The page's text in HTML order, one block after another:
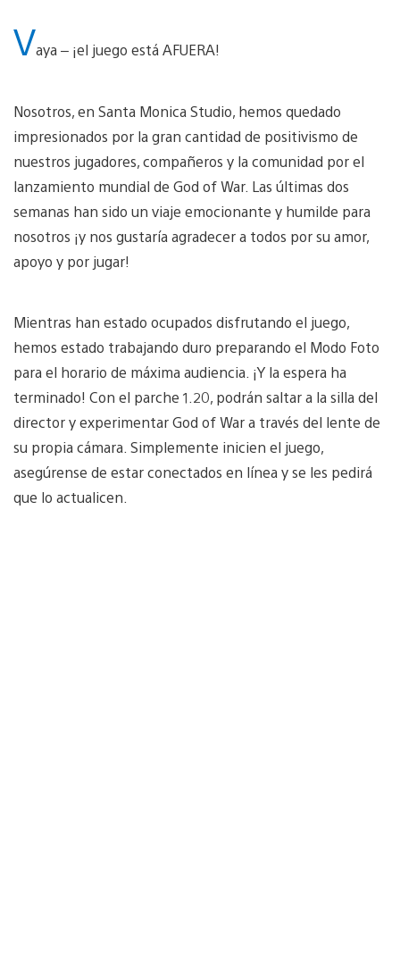
Vaya – ¡el juego está AFUERA!
Nosotros, en Santa Monica Studio, hemos quedado
impresionados por la gran cantidad de positivismo de
nuestros jugadores, compañeros y la comunidad por el
lanzamiento mundial de God of War. Las últimas dos
semanas han sido un viaje emocionante y humilde para
nosotros ¡y nos gustaría agradecer a todos por su amor,
apoyo y por jugar!
Mientras han estado ocupados disfrutando el juego,
hemos estado trabajando duro preparando el Modo Foto
para el horario de máxima audiencia. ¡Y la espera ha
terminado! Con el parche 1.20, podrán saltar a la silla del
director y experimentar God of War a través del lente de
su propia cámara. Simplemente inicien el juego,
asegúrense de estar conectados en línea y se les pedirá
que lo actualicen.